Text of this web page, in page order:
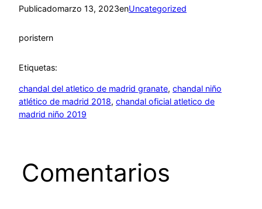
Publicadomarzo 13, 2023enUncategorized
poristern
Etiquetas:
chandal del atletico de madrid granate, chandal niño
atlético de madrid 2018, chandal oficial atletico de
madrid niño 2019
Comentarios